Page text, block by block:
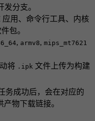
发分支。
应用、命令行工具、内核
包。
, armv8, mips_mt7621
将 .ipk 文件上传为构建
务成功后，会在对应的
物下载链接。